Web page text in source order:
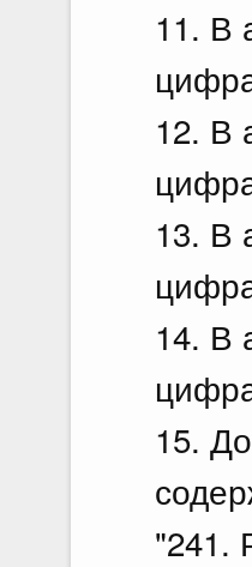
11. В
12. В
13. В
14. В
15.
"241.